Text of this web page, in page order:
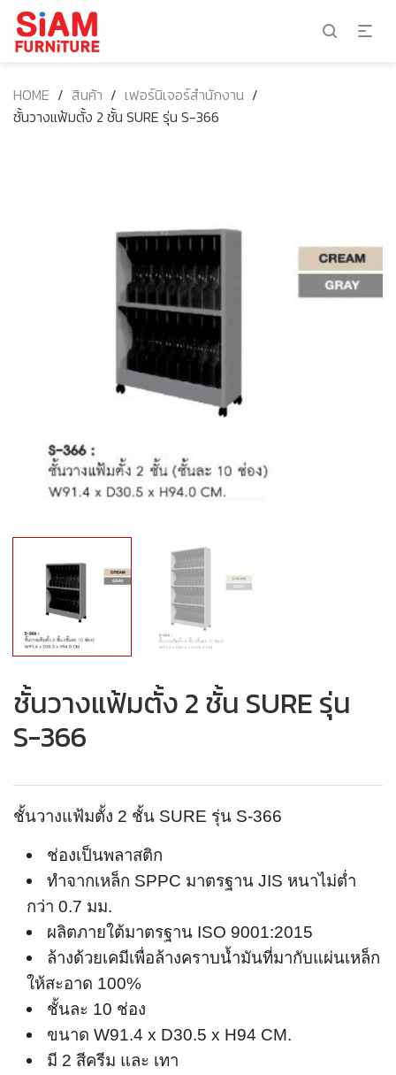
HOME / สินค้า / เฟอร์นิเจอร์สำนักงาน /
ชั้นวางแฟ้มตั้ง 2 ชั้น SURE รุ่น S-366
ชั้นวางแฟ้มตั้ง 2 ชั้น SURE รุ่น
S-366
ชั้นวางแฟ้มตั้ง 2 ชั้น SURE รุ่น S-366
ช่องเป็นพลาสติก
ทำจากเหล็ก SPPC มาตรฐาน JIS หนาไม่ต่ำ
กว่า 0.7 มม.
ผลิตภายใต้มาตรฐาน ISO 9001:2015
ล้างด้วยเคมีเพื่อล้างคราบน้ำมันที่มากับแผ่นเหล็ก
ให้สะอาด 100%
ชั้นละ 10 ช่อง
ขนาด W91.4 x D30.5 x H94 CM.
มี 2 สีครีม และ เทา